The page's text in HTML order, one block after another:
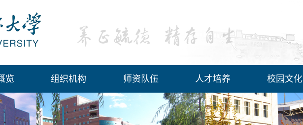
览 组织机构 师资队伍 人才培养 校园文化